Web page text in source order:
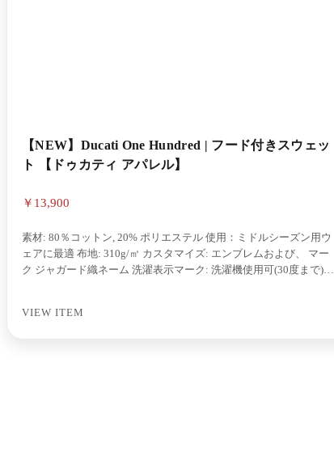
【NEW】Ducati One Hundred | フード付きスウェッ
ト 【ドゥカティ アパレル】
￥13,900
素材: 80％コットン, 20% ポリエステル 使用：ミドルシーズン用ウ
ェアに最適 布地: 310g/㎡ カスタマイズ: エンブレムおよび、 マー
ク ジャガード織ネーム 洗濯表示マーク: 洗濯機使用可(30度まで)塩
prodotto: Ducati 素材: コットン
VIEW ITEM